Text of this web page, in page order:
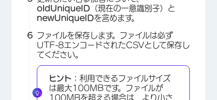
oldUniqueID （現在の一意識別子）と
newUniqueIDを含めます。
ファイルを保存します。ファイルは必ず
UTF-8エンコードされたCSVとして保存し
てください。
ヒント： 利用できるファイルサイズ
は最大100MBです。ファイルが
100MBを超える場合は、より小さ